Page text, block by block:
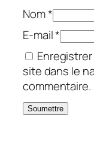
Nom*
E-mail*
site dans le
commentaire.